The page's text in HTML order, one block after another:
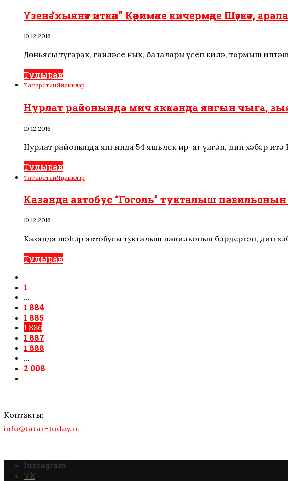
Үзенә “хыянәт иткән” Кәримәне кичермәде Шәүкәт,
10.12.2016
Дөньясы түгәрәк, гаиләсе нык, балалары үсеп килә, тормыш
Тулырак
ТатарстанЯңалыклар
Нурлат районында мич якканда янгын чыга,
10.12.2016
Нурлат районында янгында 54 яшьлек ир-ат үлгән, дип хәбәр
Тулырак
ТатарстанЯңалыклар
Казанда автобус “Гоголь” тукталыш павильонын
10.12.2016
Казанда шәһәр автобусы тукталыш павильонын бәрдергән, дип
Тулырак
1
…
1 884
1 885
1 886
1 887
1 888
…
2 008
Контакты:
info@tatar-today.ru
Instagram
Vk